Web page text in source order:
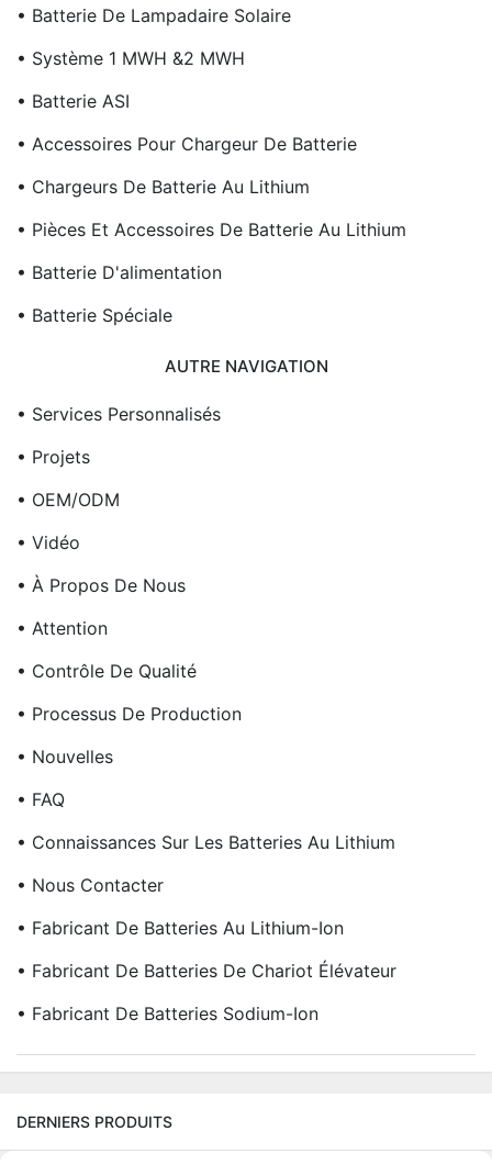
• Batterie De Lampadaire Solaire
• Système 1 MWH &2 MWH
• Batterie ASI
• Accessoires Pour Chargeur De Batterie
• Chargeurs De Batterie Au Lithium
• Pièces Et Accessoires De Batterie Au Lithium
• Batterie D'alimentation
• Batterie Spéciale
AUTRE NAVIGATION
• Services Personnalisés
• Projets
• OEM/ODM
• Vidéo
• À Propos De Nous
• Attention
• Contrôle De Qualité
• Processus De Production
• Nouvelles
• FAQ
• Connaissances Sur Les Batteries Au Lithium
• Nous Contacter
• Fabricant De Batteries Au Lithium-Ion
• Fabricant De Batteries De Chariot Élévateur
• Fabricant De Batteries Sodium-Ion
DERNIERS PRODUITS